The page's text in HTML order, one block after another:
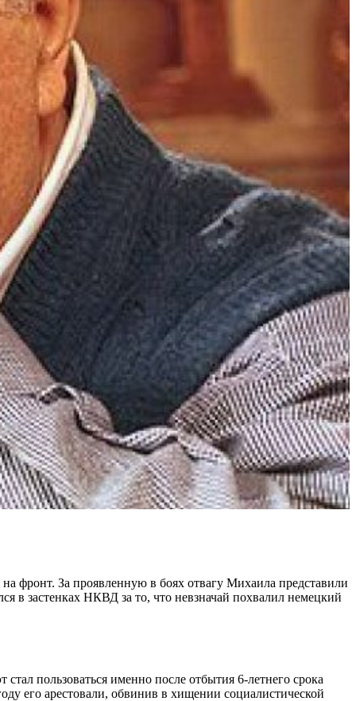
фронт. За проявленную в боях отвагу Михаила представили
в застенках НКВД за то, что невзначай похвалил немецкий
пользоваться именно после отбытия 6-летнего срока
его арестовали, обвинив в хищении социалистической